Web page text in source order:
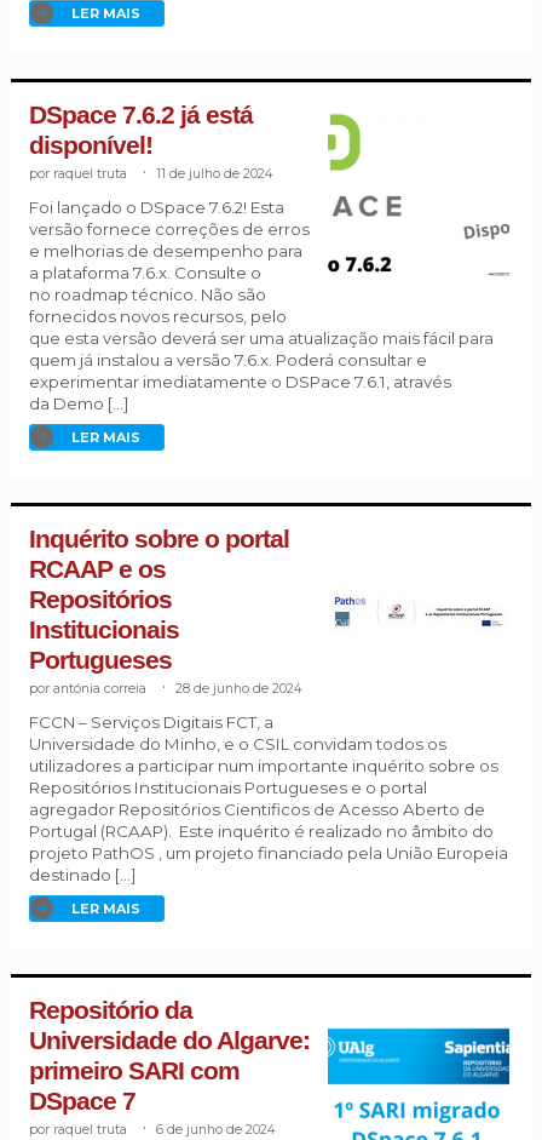
LER MAIS
DSpace 7.6.2 já está
disponível!
raquel truta 11 de julho de 2024
Foi lançado o DSpace 7.6.2! Esta
versão fornece correções de erros
e melhorias de desempenho para
a plataforma 7.6.x. Consulte o
no roadmap técnico. Não são
fornecidos novos recursos, pelo
que esta versão deverá ser uma atualização mais fácil para
quem já instalou a versão 7.6.x. Poderá consultar e
experimentar imediatamente o DSPace 7.6.1, através
da Demo […]
LER MAIS
Inquérito sobre o portal
RCAAP e os
Repositórios
Institucionais
Portugueses
antónia correia 28 de junho de 2024
FCCN – Serviços Digitais FCT, a
Universidade do Minho, e o CSIL convidam todos os
utilizadores a participar num importante inquérito sobre os
Repositórios Institucionais Portugueses e o portal
agregador Repositórios Cientificos de Acesso Aberto de
Portugal (RCAAP). Este inquérito é realizado no âmbito do
projeto PathOS , um projeto financiado pela União Europeia
destinado […]
LER MAIS
Repositório da
Universidade do Algarve:
primeiro SARI com
DSpace 7
raquel truta 6 de junho de 2024